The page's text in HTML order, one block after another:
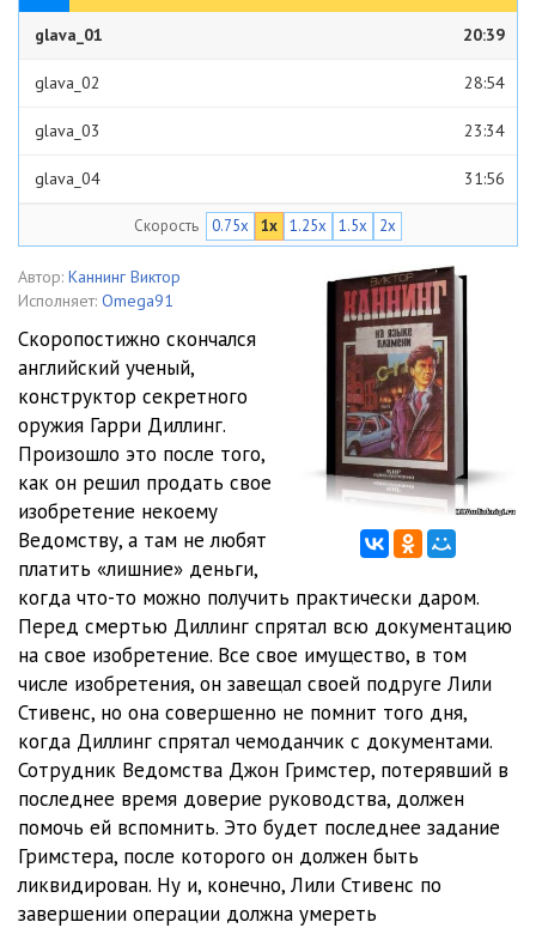
glava_01 20:39
glava_02 28:54
glava_03 23:34
glava_04 31:56
glava_06 29:33
glava_08
glava_09 31:37
glava_10 25:53
glava_11 25:18
glava_12
glava_13 31:08
glava_14 32:32
glava_15
Скорость 0.75x 1x 1.25x 1.5x 2x
Автор: Каннинг Виктор
Исполняет: Omega91
Скоропостижно скончался
английский ученый,
конструктор секретного
оружия Гарри Диллинг.
Произошло это после того,
как он решил продать свое
изобретение некоему
Ведомству, а там не любят
платить «лишние» деньги,
когда что-то можно получить практически даром.
Перед смертью Диллинг спрятал всю документацию
на свое изобретение. Все свое имущество, в том
числе изобретения, он завещал своей подруге Лили
Стивенс, но она совершенно не помнит того дня,
когда Диллинг спрятал чемоданчик с документами.
Сотрудник Ведомства Джон Гримстер, потерявший в
последнее время доверие руководства, должен
помочь ей вспомнить. Это будет последнее задание
Гримстера, после которого он должен быть
ликвидирован. Ну и, конечно, Лили Стивенс по
завершении операции должна умереть